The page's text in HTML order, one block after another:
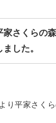
家さくらの
した。
り平家さく